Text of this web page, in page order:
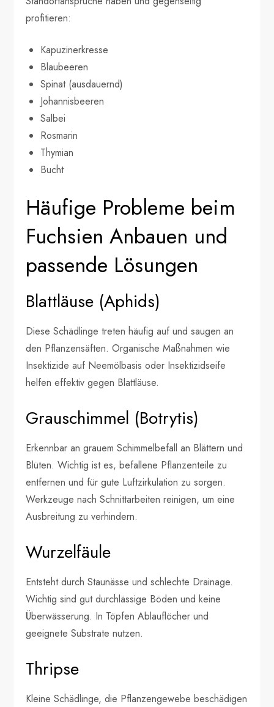
profitieren:
Kapuzinerkresse
Blaubeeren
Spinat (ausdauernd)
Johannisbeeren
Salbei
Rosmarin
Thymian
Bucht
Häufige Probleme beim
Fuchsien Anbauen und
passende Lösungen
Blattläuse (Aphids)
Diese Schädlinge treten häufig auf und saugen an
den Pflanzensäften. Organische Maßnahmen wie
Insektizide auf Neemölbasis oder Insektizidseife
helfen effektiv gegen Blattläuse.
Grauschimmel (Botrytis)
Erkennbar an grauem Schimmelbefall an Blättern und
Blüten. Wichtig ist es, befallene Pflanzenteile zu
entfernen und für gute Luftzirkulation zu sorgen.
Werkzeuge nach Schnittarbeiten reinigen, um eine
Ausbreitung zu verhindern.
Wurzelfäule
Entsteht durch Staunässe und schlechte Drainage.
Wichtig sind gut durchlässige Böden und keine
Überwässerung. In Töpfen Ablauflöcher und
geeignete Substrate nutzen.
Thripse
Kleine Schädlinge, die Pflanzengewebe beschädigen